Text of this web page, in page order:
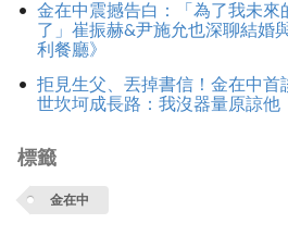
金在中震撼告白：「為了我未來
了」崔振赫&尹施允也深聊結婚
利餐廳》
拒見生父、丟掉書信！金在中首
世坎坷成長路：我沒器量原諒他
標籤
金在中